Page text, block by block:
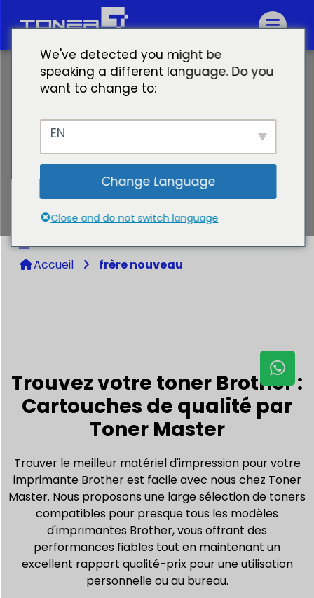
frère nouveau
Accueil frère nouveau
Trouvez votre toner Brother :
Cartouches de qualité par
Toner Master
Trouver le meilleur matériel d'impression pour votre
imprimante Brother est facile avec nous chez Toner
Master. Nous proposons une large sélection de toners
compatibles pour presque tous les modèles
d'imprimantes Brother, vous offrant des
performances fiables tout en maintenant un
excellent rapport qualité-prix pour une utilisation
personnelle ou au bureau.
We've detected you might be
speaking a different language. Do you
want to change to:
EN
Change Language
Close and do not switch language